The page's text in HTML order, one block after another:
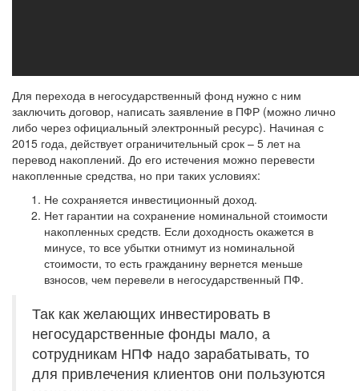
Для перехода в негосударственный фонд нужно с ним
заключить договор, написать заявление в ПФР (можно лично
либо через официальный электронный ресурс). Начиная с
2015 года, действует ограничительный срок – 5 лет на
перевод накоплений. До его истечения можно перевести
накопленные средства, но при таких условиях:
Не сохраняется инвестиционный доход.
Нет гарантии на сохранение номинальной стоимости
накопленных средств. Если доходность окажется в
минусе, то все убытки отнимут из номинальной
стоимости, то есть гражданину вернется меньше
взносов, чем перевели в негосударственный ПФ.
Так как желающих инвестировать в
негосударственные фонды мало, а
сотрудникам НПФ надо зарабатывать, то
для привлечения клиентов они пользуются